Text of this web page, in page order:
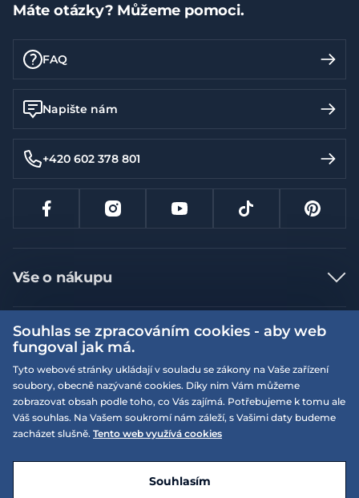
Máte otázky? Můžeme pomoci.
FAQ
Napište nám
+420 602 378 801
Vše o nákupu
Jak nakupovat
Nejčastější dotazy
Doprava a platba
Vrácení a výměna zboží
Reklamace
Velikostní tabulky
Více informací
Obchodní podmínky
Podmínky EQS věrnostního klubu
On-line katalogy
Naše prodejny
EQS Rudná
E-shop vytvořila a technicky zajišťujeSIMPLIA.cz
Souhlas se zpracováním cookies - aby web
fungoval jak má.
Tyto webové stránky ukládají v souladu se zákony na Vaše zařízení
soubory, obecně nazývané cookies. Díky nim Vám můžeme
zobrazovat obsah podle toho, co Vás zajímá. Potřebujeme k tomu ale
Váš souhlas. Na Vašem soukromí nám záleží, s Vašimi daty budeme
zacházet slušně. Tento web využívá cookies
Souhlasím